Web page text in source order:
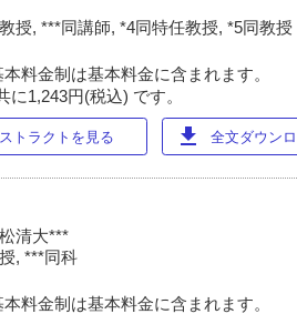
授, ***同講師, *4同特任教授, *5同教授
料金制は基本料金に含まれます。
1,243円(税込) です。
トラクトを見る download 全文ダウン
清大***
, ***同科
料金制は基本料金に含まれます。